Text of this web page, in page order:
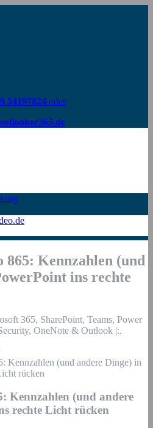
54197824 oder
865: Kennzahlen (und
ins rechte
365, SharePoint, Teams, Power
OneNote & Outlook |:.
Kennzahlen (und andere Dinge) in
rücken
Kennzahlen (und andere
rechte Licht rücken